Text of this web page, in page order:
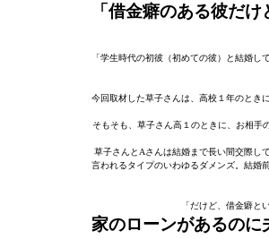
「借金癖のある彼だ
「学生時代の初彼（初めての彼）と結婚
今回取材した草子さんは、高校１年のとき
そもそも、草子さん高１のときに、お相手
草子さんとAさんは結婚まで長い間交際し
言われるタイプのいわゆるダメンズ。結婚
「だけど、借金癖と
家のローンがあるのに